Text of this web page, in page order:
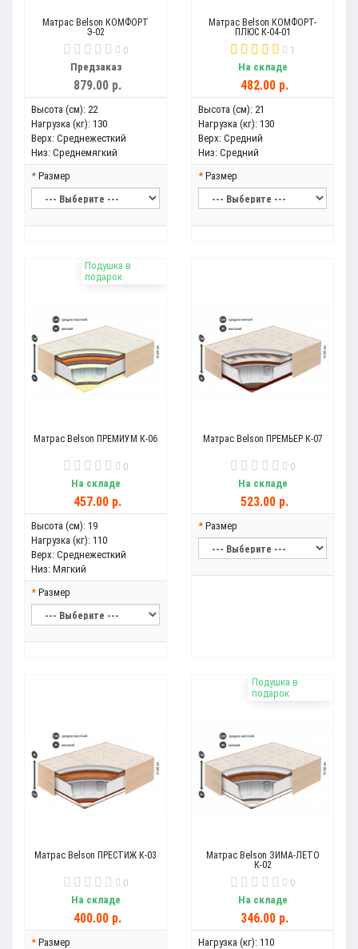
Матрас Belson КОМФОРТ
Э-02
0
Предзаказ
879.00 р.
Высота (см): 22
Нагрузка (кг): 130
Верх: Среднежесткий
Низ: Среднемягкий
Размер
Матрас Belson КОМФОРТ-
ПЛЮС К-04-01
1
На складе
482.00 р.
Высота (см): 21
Нагрузка (кг): 130
Верх: Средний
Низ: Средний
Размер
Подушка в
подарок
Матрас Belson ПРЕМИУМ К-06
0
На складе
457.00 р.
Высота (см): 19
Нагрузка (кг): 110
Верх: Среднежесткий
Низ: Мягкий
Размер
Матрас Belson ПРЕМЬЕР К-07
0
На складе
523.00 р.
Размер
Матрас Belson ПРЕСТИЖ К-03
0
На складе
400.00 р.
Размер
Подушка в
подарок
Матрас Belson ЗИМА-ЛЕТО
К-02
0
На складе
346.00 р.
Нагрузка (кг): 110